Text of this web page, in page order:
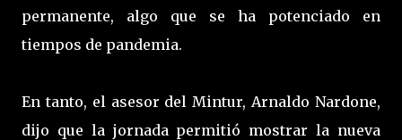
permanente, algo que se ha potenciado en
tiempos de pandemia.
En tanto, el asesor del Mintur, Arnaldo Nardone,
dijo que la jornada permitió mostrar la nueva